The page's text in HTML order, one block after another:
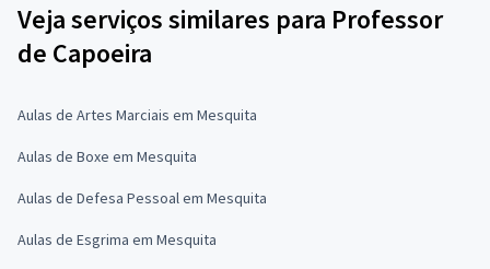
Veja serviços similares para Professor
de Capoeira
Aulas de Artes Marciais em Mesquita
Aulas de Boxe em Mesquita
Aulas de Defesa Pessoal em Mesquita
Aulas de Esgrima em Mesquita